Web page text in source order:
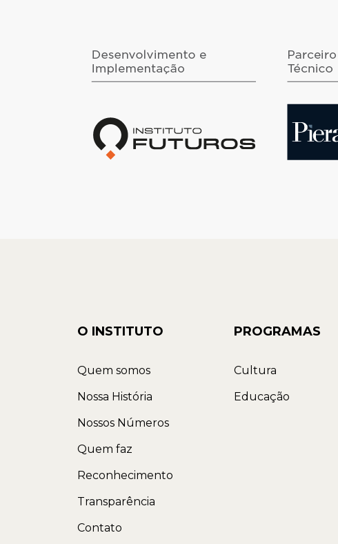
O INSTITUTO
Quem somos
Nossa História
Nossos Números
Quem faz
Reconhecimento
Transparência
Contato
PROGRAMAS
Cultura
Educação